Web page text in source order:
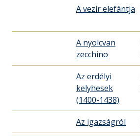
A vezir elefántja
A nyolcvan
zecchino
Az erdélyi
kelyhesek
(1400-1438)
Az igazságról